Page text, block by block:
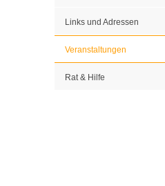
Links und Adressen
Veranstaltungen
Rat & Hilfe